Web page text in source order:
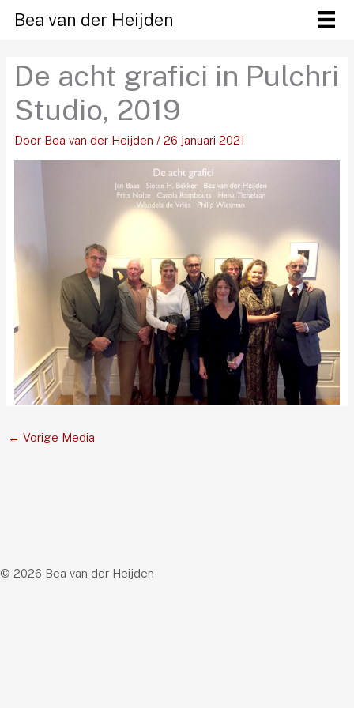
naar
inhoud
Bea van der Heijden
De acht grafici in Pulchri
Studio, 2019
Door Bea van der Heijden / 26 januari 2021
← Vorige Media
© 2026 Bea van der Heijden